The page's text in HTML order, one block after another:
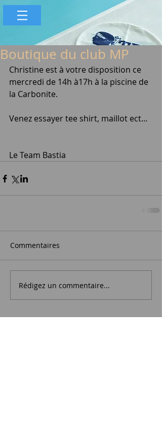
Boutique du club MP
Christine est à votre disposition ce
mercredi de 14h à17h à la piscine de
la Carbonite.
Venez essayer tee shirt, maillot ect...
Le Team Bastia
Commentaires
Rédigez un commentaire...